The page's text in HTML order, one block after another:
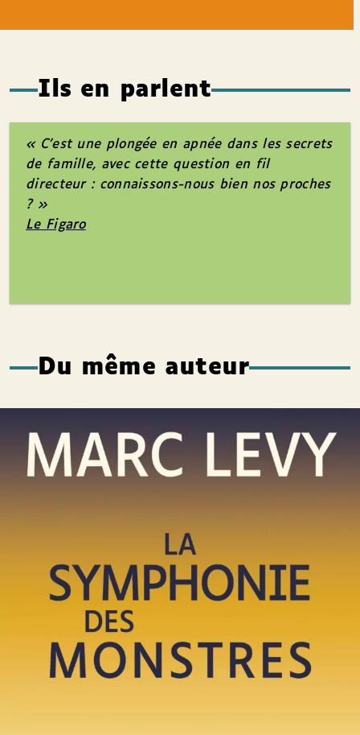
Ils en parlent
« C’est une plongée en apnée dans les secrets
de famille, avec cette question en fil
directeur : connaissons-nous bien nos proches
? »
Le Figaro
Du même auteur
La Symphonie des monstres